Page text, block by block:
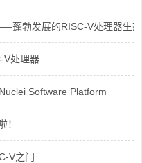
蓬勃发展的RISC-V处理器生态
V处理器
Software Platform
！
V之门